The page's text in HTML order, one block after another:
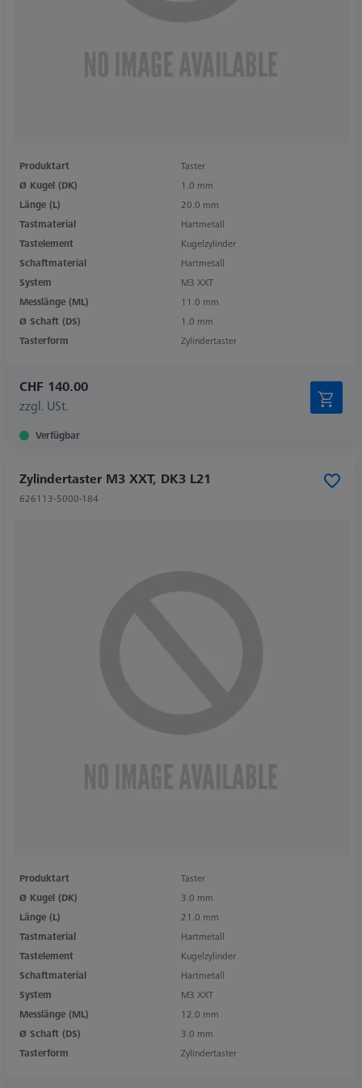
Produktart
Taster
Ø Kugel (DK)
1.0 mm
Länge (L)
20.0 mm
Tastmaterial
Hartmetall
Tastelement
Kugelzylinder
Schaftmaterial
Hartmetall
System
M3 XXT
Messlänge (ML)
11.0 mm
Ø Schaft (DS)
1.0 mm
Tasterform
Zylindertaster
CHF 140.00
zzgl. USt.
Verfügbar
Zylindertaster M3 XXT, DK3 L21
626113-5000-184
Produktart
Taster
Ø Kugel (DK)
3.0 mm
Länge (L)
21.0 mm
Tastmaterial
Hartmetall
Tastelement
Kugelzylinder
Schaftmaterial
Hartmetall
System
M3 XXT
Messlänge (ML)
12.0 mm
Ø Schaft (DS)
3.0 mm
Tasterform
Zylindertaster